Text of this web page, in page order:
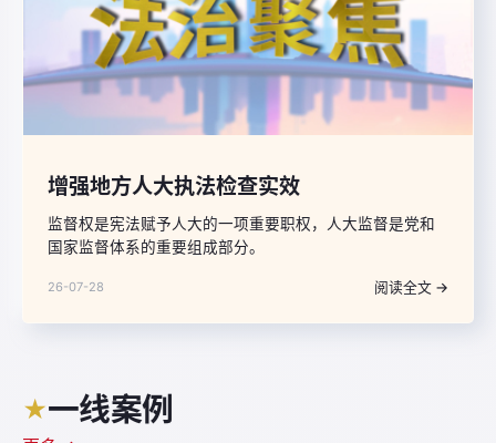
增强地方人大执法检查实效
监督权是宪法赋予人大的一项重要职权，人大监督是党和
国家监督体系的重要组成部分。
26-07-28 阅读全文 →
★一线案例